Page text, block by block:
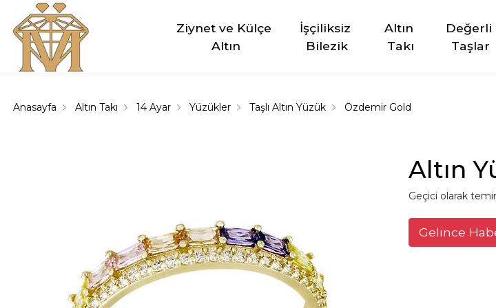
Ziynet ve Külçe
Altın
İşçiliksiz
Bilezik
Altın
Takı
Değerli
Taşlar
Anasayfa Altın Takı 14 Ayar Yüzükler Taşlı Altın Yüzük Özdemir Gold
Altın
Geçici olarak
Gelince